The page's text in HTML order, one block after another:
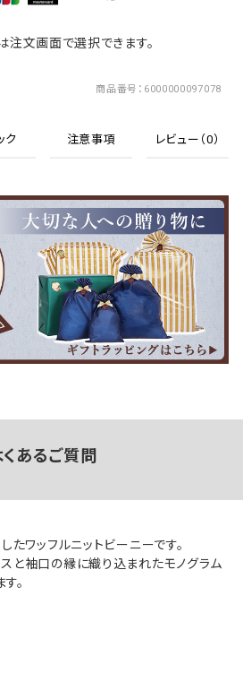
注文画面で選択できます。
商品番号 6000000097078
ク 注意事項 レビュー（0）
くあるご質問
ワッフルニットビーニーです。
と袖口の縁に織り込まれたモノグラム
。